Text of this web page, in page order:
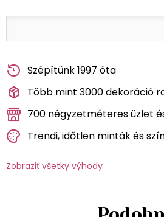
Szépítünk 1997 óta
Több mint 3000 dekoráció
700 négyzetméteres üzlet
Trendi, időtlen minták és
Zobraziť všetky výhody